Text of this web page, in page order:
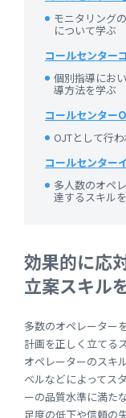
モニタリング
について学ぶ
コールセンター
個別指導にお
導方法を学ぶ
コールセンター
OJTとして行
コールセンター
多人数のオペ
達するスキル
効果的に応
立案スキル
多数のオペレーター
計画を正しく立てる
オペレーターのスキ
ベルなどによってス
ーの品質水準に満た
足度の低下や信頼の